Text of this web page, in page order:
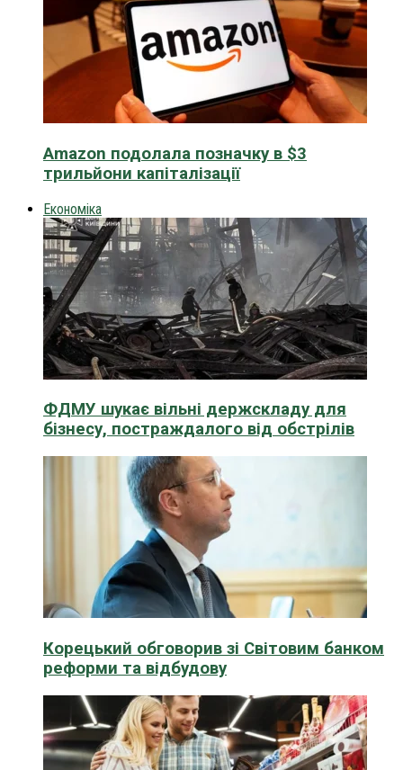
Amazon подолала позначку в $3
трильйони капіталізації
Економіка
ФДМУ шукає вільні держскладу для
бізнесу, постраждалого від обстрілів
Корецький обговорив зі Світовим банком
реформи та відбудову